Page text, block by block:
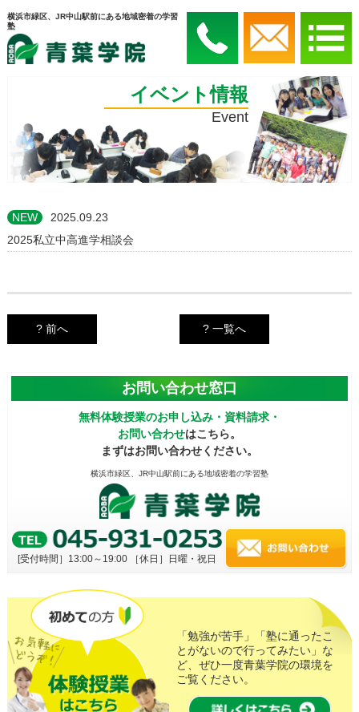
横浜市緑区、JR中山駅前にある地域密着の学習
塾
イベント情報
Event
NEW
2025.09.23
2025私立中高進学相談会
? 前へ ? 一覧へ
お問い合わせ窓口
無料体験授業のお申し込み・資料請求・
お問い合わせはこちら。
まずはお問い合わせください。
横浜市緑区、JR中山駅前にある地域密着の学習塾
[受付時間］13:00～19:00 ［休日］日曜・祝日
「勉強が苦手」「塾に通ったこ
とがないので行ってみたい」な
ど、ぜひ一度青葉学院の環境を
ご覧ください。